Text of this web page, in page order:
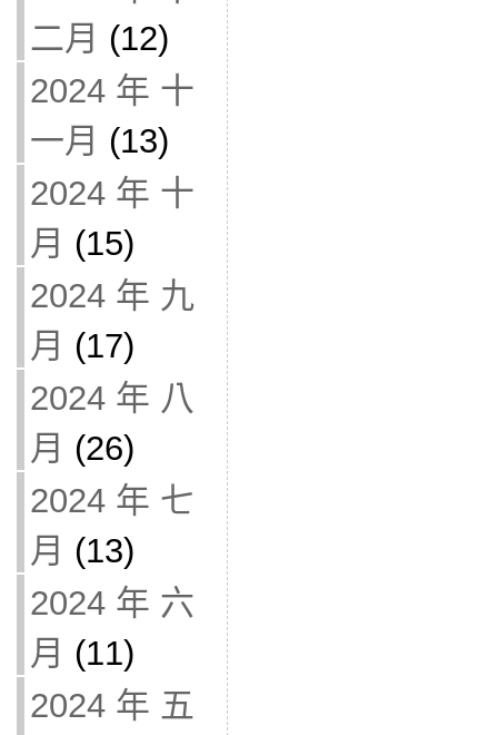
二月 (12)
2024 年 十
一月 (13)
2024 年 十
月 (15)
2024 年 九
月 (17)
2024 年 八
月 (26)
2024 年 七
月 (13)
2024 年 六
月 (11)
2024 年 五